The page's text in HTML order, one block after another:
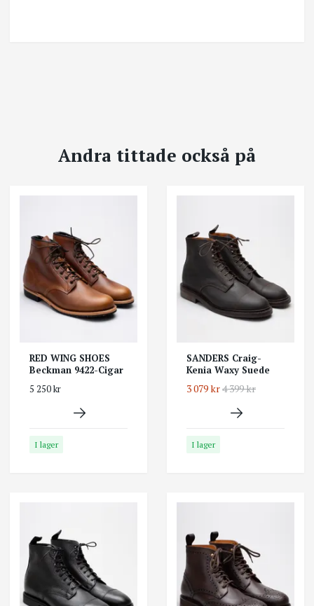
Andra tittade också på
RED WING SHOES
Beckman 9422-Cigar
5 250 kr
I lager
SANDERS Craig-
Kenia Waxy Suede
3 079 kr4 399 kr
I lager